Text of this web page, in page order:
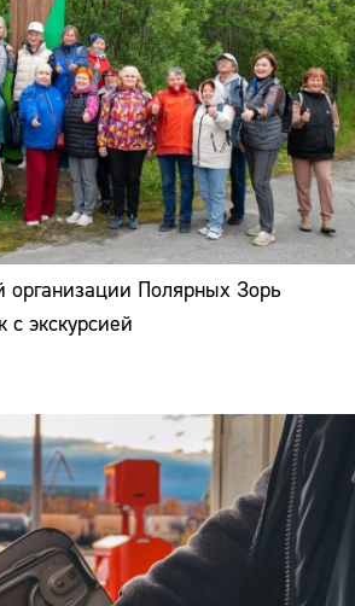
организации Полярных Зорь
с экскурсией